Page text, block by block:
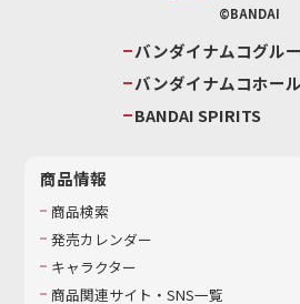
©BANDAI
バンダイナムコグル
バンダイナムコホー
BANDAI SPIRITS
商品情報
商品検索
発売カレンダー
キャラクター
商品関連サイト・SNS一覧